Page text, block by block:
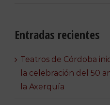
Entradas recientes
Teatros de Córdoba
la celebración del 50
la Axerquía